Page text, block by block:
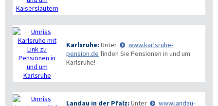
Karlsruhe: Unter
www.karlsruhe-
pension.de finden Sie Pensionen in und um
Karlsruhe!
Landau in der Pfalz: Unter
www.landau-